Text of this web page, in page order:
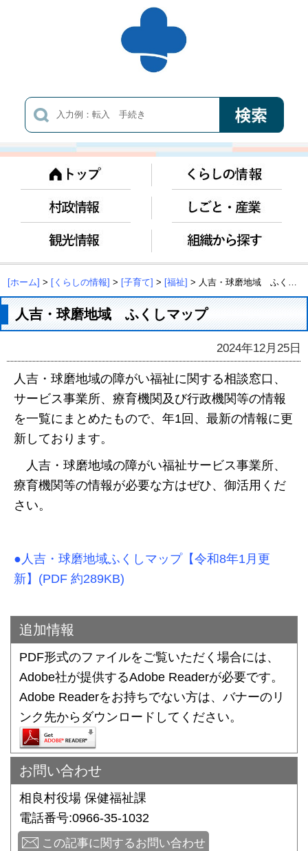
[ホーム] > [くらしの情報] > [子育て] > [福祉] > 人吉・球磨地域 ふくしマップ
人吉・球磨地域 ふくしマップ
2024年12月25日
人吉・球磨地域の障がい福祉に関する相談窓口、
サービス事業所、療育機関及び行政機関等の情報
を一覧にまとめたもので、年1回、最新の情報に更
新しております。
人吉・球磨地域の障がい福祉サービス事業所、
療育機関等の情報が必要な方はぜひ、御活用くだ
さい。
●人吉・球磨地域ふくしマップ【令和8年1月更
新】(PDF 約289KB)
追加情報
PDF形式のファイルをご覧いただく場合には、
Adobe社が提供するAdobe Readerが必要です。
Adobe Readerをお持ちでない方は、バナーのリ
ンク先からダウンロードしてください。
お問い合わせ
相良村役場 保健福祉課
電話番号:0966-35-1032
この記事に関するお問い合わせ